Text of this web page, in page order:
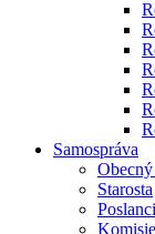
Samospráva
Obecný
Starosta